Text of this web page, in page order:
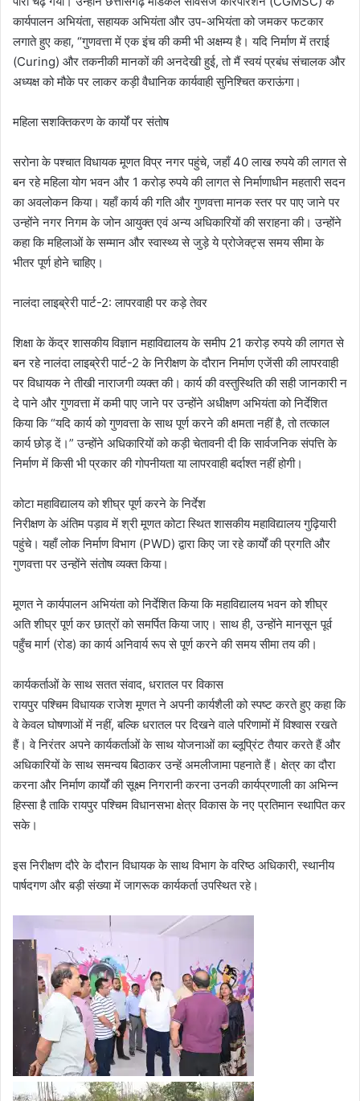
कार्यपालन अभियंता, सहायक अभियंता और उप-अभियंता को जमकर फटकार
लगाते हुए कहा, “गुणवत्ता में एक इंच की कमी भी अक्षम्य है। यदि निर्माण में तराई
(Curing) और तकनीकी मानकों की अनदेखी हुई, तो मैं स्वयं प्रबंध संचालक और
अध्यक्ष को मौके पर लाकर कड़ी वैधानिक कार्यवाही सुनिश्चित कराऊंगा।
​महिला सशक्तिकरण के कार्यों पर संतोष
​सरोना के पश्चात विधायक मूणत विप्र नगर पहुंचे, जहाँ 40 लाख रुपये की लागत से
बन रहे महिला योग भवन और 1 करोड़ रुपये की लागत से निर्माणाधीन महतारी सदन
का अवलोकन किया। यहाँ कार्य की गति और गुणवत्ता मानक स्तर पर पाए जाने पर
उन्होंने नगर निगम के जोन आयुक्त एवं अन्य अधिकारियों की सराहना की। उन्होंने
कहा कि महिलाओं के सम्मान और स्वास्थ्य से जुड़े ये प्रोजेक्ट्स समय सीमा के
भीतर पूर्ण होने चाहिए।
​नालंदा लाइब्रेरी पार्ट-2: लापरवाही पर कड़े तेवर
​शिक्षा के केंद्र शासकीय विज्ञान महाविद्यालय के समीप 21 करोड़ रुपये की लागत से
बन रहे नालंदा लाइब्रेरी पार्ट-2 के निरीक्षण के दौरान निर्माण एजेंसी की लापरवाही
पर विधायक ने तीखी नाराजगी व्यक्त की। कार्य की वस्तुस्थिति की सही जानकारी न
दे पाने और गुणवत्ता में कमी पाए जाने पर उन्होंने अधीक्षण अभियंता को निर्देशित
किया कि “यदि कार्य को गुणवत्ता के साथ पूर्ण करने की क्षमता नहीं है, तो तत्काल
कार्य छोड़ दें।” उन्होंने अधिकारियों को कड़ी चेतावनी दी कि सार्वजनिक संपत्ति के
निर्माण में किसी भी प्रकार की गोपनीयता या लापरवाही बर्दाश्त नहीं होगी।
​कोटा महाविद्यालय को शीघ्र पूर्ण करने के निर्देश
​निरीक्षण के अंतिम पड़ाव में श्री मूणत कोटा स्थित शासकीय महाविद्यालय गुढ़ियारी
पहुंचे। यहाँ लोक निर्माण विभाग (PWD) द्वारा किए जा रहे कार्यों की प्रगति और
गुणवत्ता पर उन्होंने संतोष व्यक्त किया।
मूणत ने कार्यपालन अभियंता को निर्देशित किया कि महाविद्यालय भवन को शीघ्र
अति शीघ्र पूर्ण कर छात्रों को समर्पित किया जाए। साथ ही, उन्होंने मानसून पूर्व
पहुँच मार्ग (रोड) का कार्य अनिवार्य रूप से पूर्ण करने की समय सीमा तय की।
​कार्यकर्ताओं के साथ सतत संवाद, धरातल पर विकास
​रायपुर पश्चिम विधायक राजेश मूणत ने अपनी कार्यशैली को स्पष्ट करते हुए कहा कि
वे केवल घोषणाओं में नहीं, बल्कि धरातल पर दिखने वाले परिणामों में विश्वास रखते
हैं। वे निरंतर अपने कार्यकर्ताओं के साथ योजनाओं का ब्लूप्रिंट तैयार करते हैं और
अधिकारियों के साथ समन्वय बिठाकर उन्हें अमलीजामा पहनाते हैं। क्षेत्र का दौरा
करना और निर्माण कार्यों की सूक्ष्म निगरानी करना उनकी कार्यप्रणाली का अभिन्न
हिस्सा है ताकि रायपुर पश्चिम विधानसभा क्षेत्र विकास के नए प्रतिमान स्थापित कर
सके।
​इस निरीक्षण दौरे के दौरान विधायक के साथ विभाग के वरिष्ठ अधिकारी, स्थानीय
पार्षदगण और बड़ी संख्या में जागरूक कार्यकर्ता उपस्थित रहे।